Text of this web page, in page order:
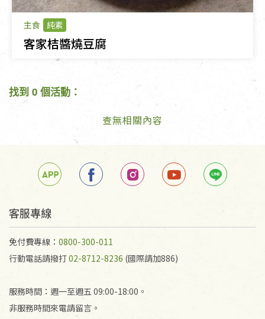
主食 純素
客家桔醬燒豆腐
找到 0 個活動：
查無相關內容
客服專線
免付費專線： 0800-300-011
行動電話請撥打02-8712-8236 (國際請加886)
服務時間：週一至週五 09:00-18:00。
非服務時間來電請留言。